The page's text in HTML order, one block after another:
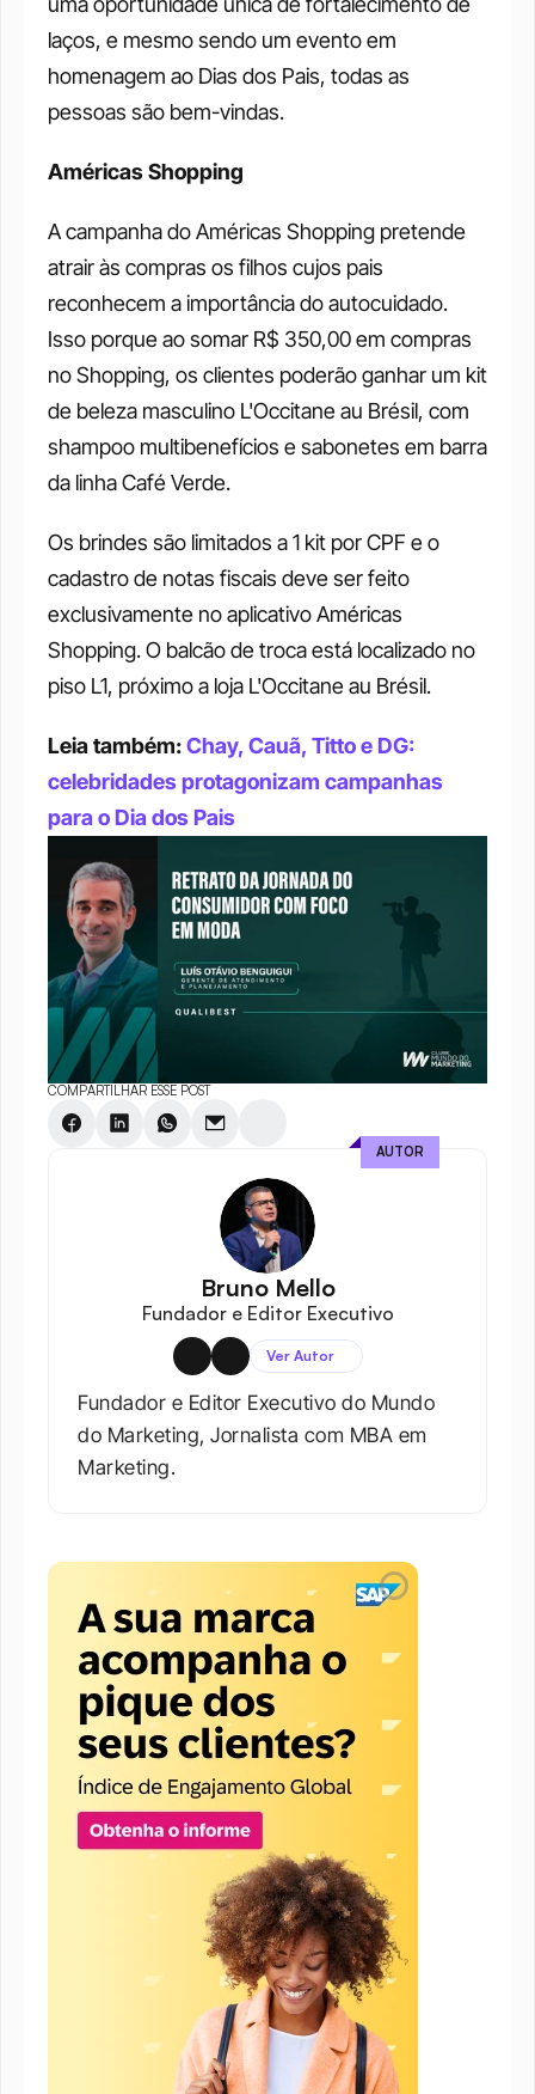
laços, e mesmo sendo um evento em
homenagem ao Dias dos Pais, todas as
pessoas são bem-vindas.
Américas Shopping
A campanha do Américas Shopping pretende
atrair às compras os filhos cujos pais
reconhecem a importância do autocuidado.
Isso porque ao somar R$ 350,00 em compras
no Shopping, os clientes poderão ganhar um kit
de beleza masculino L'Occitane au Brésil, com
shampoo multibenefícios e sabonetes em barra
da linha Café Verde.
Os brindes são limitados a 1 kit por CPF e o
cadastro de notas fiscais deve ser feito
exclusivamente no aplicativo Américas
Shopping. O balcão de troca está localizado no
piso L1, próximo a loja L'Occitane au Brésil.
Leia também: Chay, Cauã, Titto e DG:
celebridades protagonizam campanhas
para o Dia dos Pais
COMPARTILHAR ESSE POST
Bruno Mello
Fundador e Editor Executivo
Ver Autor
Fundador e Editor Executivo do Mundo
do Marketing, Jornalista com MBA em
Marketing.
AUTOR